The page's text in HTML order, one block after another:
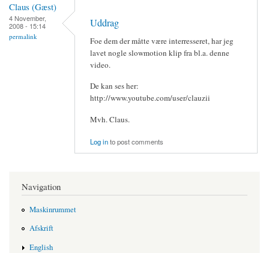
Claus (Gæst)
4 November,
2008 - 15:14
permalink
Uddrag
Foe dem der måtte være interresseret, har jeg
lavet nogle slowmotion klip fra bl.a. denne
video.
De kan ses her:
http://www.youtube.com/user/clauzii
Mvh. Claus.
Log into post comments
Navigation
Maskinrummet
Afskrift
English